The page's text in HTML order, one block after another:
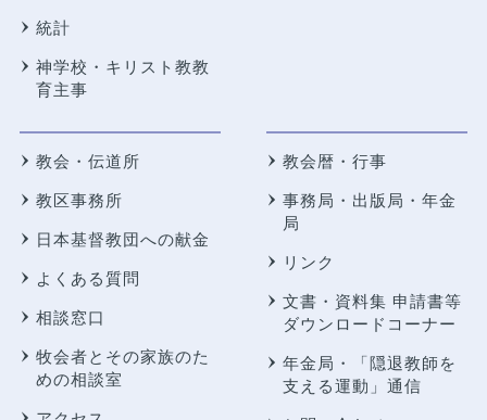
統計
神学校・キリスト教教
育主事
教会・伝道所
教区事務所
日本基督教団への献金
よくある質問
相談窓口
牧会者とその家族のた
めの相談室
教会暦・行事
事務局・出版局・年金
局
リンク
文書・資料集 申請書等
ダウンロードコーナー
年金局・
「隠退教師を
支える運動」通信